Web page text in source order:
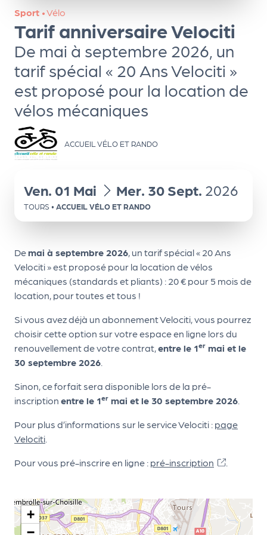
Sport •Vélo
Tarif anniversaire Velociti
De mai à septembre 2026, un
tarif spécial « 20 Ans Velociti »
est proposé pour la location de
vélos mécaniques
ACCUEIL VÉLO ET RANDO
du
Ven. 01 Mai au
Mer. 30 Sept. 2026
TOURS • ACCUEIL VÉLO ET RANDO
Demai à septembre 2026, un tarif spécial « 20 Ans
Velociti » est proposé pour la location de vélos
mécaniques (standards et pliants) : 20 € pour 5 mois de
location, pour toutes et tous !
Si vous avez déjà un abonnement Velociti, vous pourrez
choisir cette option sur votre espace en ligne lors du
renouvellement de votre contrat,entre le 1er mai et le
30 septembre 2026
Sinon, ce forfait sera disponible lors de la pré-
inscription entre le 1er mai et le 30 septembre 2026
Pour plus d’informations sur le service Velociti : page
Velociti
Pour vous pré-inscrire en ligne : pré-inscription .
+
ns
PR
O
G!
PR
O
G!
Le
g
Sui
vr
e
le
PR
G!
N
os
se
rvi
ce
s
e
k